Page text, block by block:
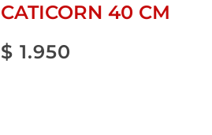
40 CM
$ 1.950